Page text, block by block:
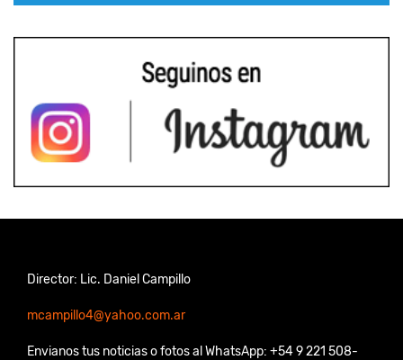
Director: Lic. Daniel Campillo
mcampillo4@yahoo.com.ar
Envianos tus noticias o fotos al WhatsApp: +54 9 221 508-